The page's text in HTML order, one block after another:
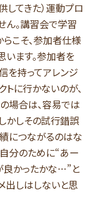
てきた）運動プロ
ん。講習会で学習
こそ、参加者仕様
います。参加者を
を持ってアレンジ
トに行かないのが、
場合は、容易では
かしその試行錯誤
につながるのはな
自分のために“あー
良かったかな…”と
出しはしないと思